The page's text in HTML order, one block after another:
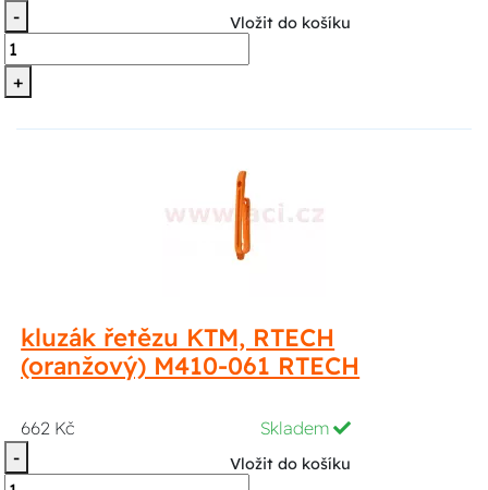
-
+
Vložit do košíku
kluzák řetězu KTM, RTECH
(oranžový) M410-061 RTECH
662 Kč
Skladem
-
Vložit do košíku